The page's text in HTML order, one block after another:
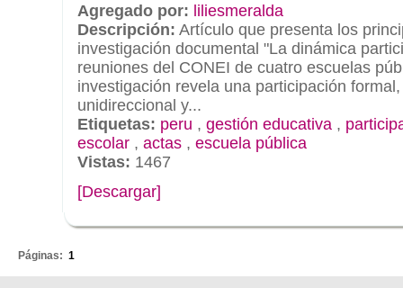
Agregado por: liliesmeralda
Descripción: Artículo que presenta los
investigación documental "La dinámica
reuniones del CONEI de cuatro escuelas
investigación revela una participación
unidireccional y...
Etiquetas: peru , gestión educativa ,
escolar , actas , escuela pública
Vistas: 1467
[Descargar]
Páginas: 1